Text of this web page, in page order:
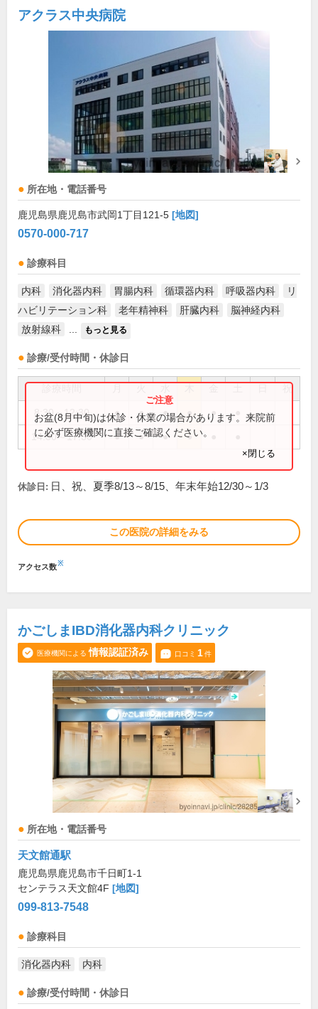
アクラス中央病院
所在地・電話番号
鹿児島県鹿児島市武岡1丁目121-5 [地図]
0570-000-717
診療科目
内科 消化器内科 胃腸内科 循環器内科 呼吸器内科
リ
ハビリテーション科
老年精神科 肝臓内科
脳神経内科
放射線科
もっと見る
診療/受付時間・休診日
祝
8:30～12:30 ● ● ● ● ●
14:30～17:30 ● ● ● ●
お盆(8月中旬)は休診・休業の場合があります。来院前
に必ず医療機関に直接ご確認ください。
×閉じる
休診日: 日、祝、夏季8/13～8/15、年末年始12/30～1/3
この医院の詳細をみる
アクセス数※
かごしまIBD消化器内科クリニック
医療機関による 情報認証済み 口コミ 1件
所在地・電話番号
天文館通駅
鹿児島県鹿児島市千日町1-1
センテラス天文館4F [地図]
099-813-7548
診療科目
消化器内科 内科
診療/受付時間・休診日